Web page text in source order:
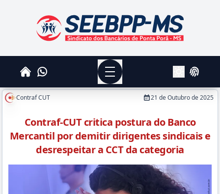
SEEBPPMS - Sindicato dos Bancários de Ponta
HomeWhatsapp
Menu
AlterarLogin
Contraf CUT 21 de Outubro de 2025
Contraf-CUT critica postura do Banco
Mercantil por demitir dirigentes sindicais e
desrespeitar a CCT da categoria